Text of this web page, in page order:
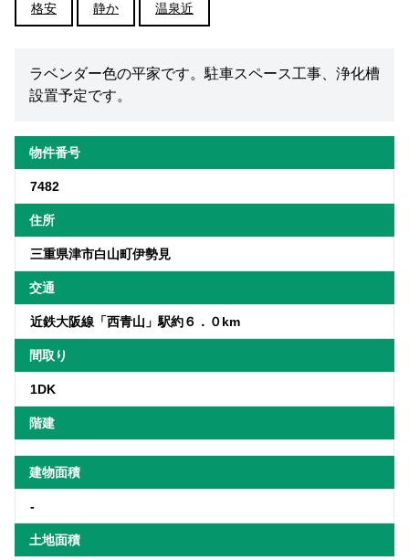
格安 静か 温泉近
ラベンダー色の平家です。駐車スペース工事、浄化槽
設置予定です。
物件番号
7482
住所
三重県津市白山町伊勢見
交通
近鉄大阪線「西青山」駅約６．０km
間取り
1DK
階建
建物面積
-
土地面積